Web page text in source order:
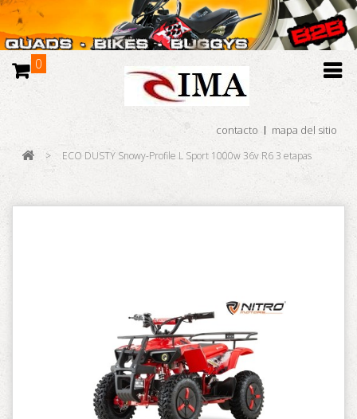
0
contacto mapa del sitio
> ECO DUSTY Snowy-Profile L Sport 1000w 36v R6 3 etapas